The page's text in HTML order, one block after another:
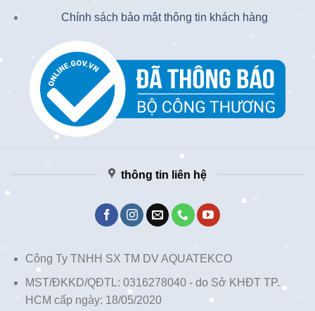
Chính sách bảo mật thông tin khách hàng
thông tin liên hệ
Công Ty TNHH SX TM DV AQUATEKCO
MST/ĐKKD/QĐTL: 0316278040 - do Sở KHĐT TP.
HCM cấp ngày: 18/05/2020